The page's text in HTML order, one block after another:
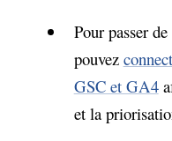
Pour passer
pouvez
GSC et GA4
et la